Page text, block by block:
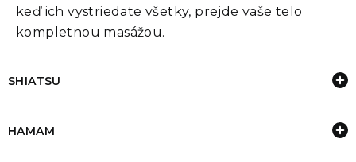
keď ich vystriedate všetky, prejde vaše telo
kompletnou masážou.
SHIATSU
HAMAM